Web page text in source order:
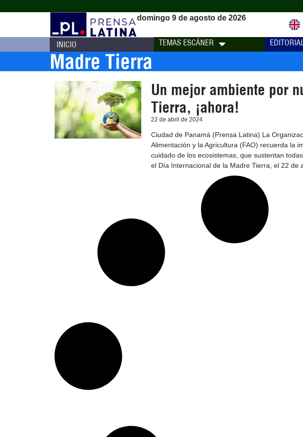
domingo 9 de agosto de 2026
INICIO TEMAS ESCÁNER
Madre Tierra
Un mejor ambiente por
Tierra, ¡ahora!
22 de abril de 2024
Ciudad de Panamá (Prensa Latina) La
Alimentación y la Agricultura (FAO) recuerda la
cuidado de los ecosistemas, que sustentan
el Día Internacional de la Madre Tierra, el 22 de